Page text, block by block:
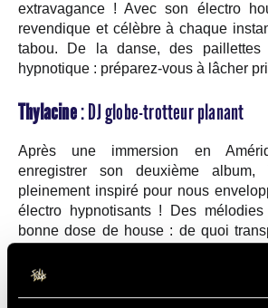
extravagance ! Avec son électro
revendique et célèbre à chaque
tabou. De la danse, des
hypnotique : préparez-vous à lâcher
Thylacine: DJ globe-trotteur planant
Après une immersion en
enregistrer son deuxième album,
pleinement inspiré pour nous
électro hypnotisants ! Des
bonne dose de house : de quoi
Jeremy Underground: le plus groovy